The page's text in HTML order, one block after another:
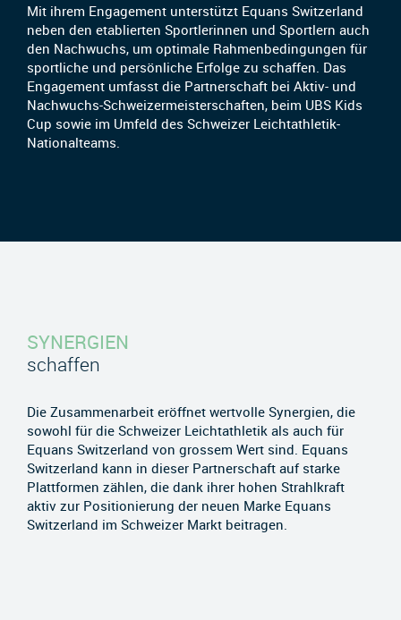
Mit ihrem Engagement unterstützt Equans Switzerland
neben den etablierten Sportlerinnen und Sportlern auch
den Nachwuchs, um optimale Rahmenbedingungen für
sportliche und persönliche Erfolge zu schaffen. Das
Engagement umfasst die Partnerschaft bei Aktiv- und
Nachwuchs-Schweizermeisterschaften, beim UBS Kids
Cup sowie im Umfeld des Schweizer Leichtathletik-
Nationalteams.
SYNERGIEN
schaffen
Die Zusammenarbeit eröffnet wertvolle Synergien, die
sowohl für die Schweizer Leichtathletik als auch für
Equans Switzerland von grossem Wert sind. Equans
Switzerland kann in dieser Partnerschaft auf starke
Plattformen zählen, die dank ihrer hohen Strahlkraft
aktiv zur Positionierung der neuen Marke Equans
Switzerland im Schweizer Markt beitragen.